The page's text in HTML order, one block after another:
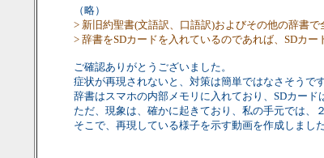
（略）
> 新旧約聖書(文語訳、口語訳)およびその他の辞書
> 辞書をSDカードを入れているのであれば、SDカー
ご確認ありがとうございました。
症状が再現されないと、対策は簡単ではなさそうです
辞書はスマホの内部メモリに入れており、SDカード
ただ、現象は、確かに起きており、私の手元では、
そこで、再現している様子を示す動画を作成しまし